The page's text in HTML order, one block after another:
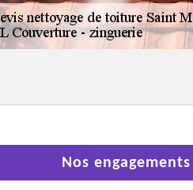
Nos engagements